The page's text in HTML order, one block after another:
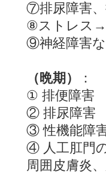
⑦排尿障害
⑧ストレス→
⑨神経障害
（晩期）
：
① 排便障害
② 排尿障害
③ 性機能障
④ 人工肛門
周囲皮膚炎